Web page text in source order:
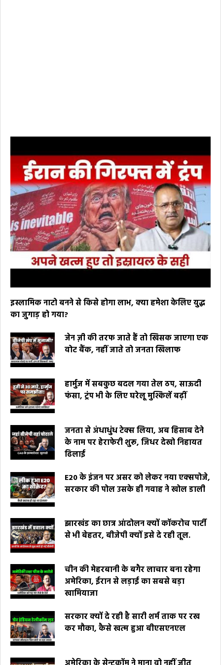
इस्लामिक नाटो बनने से किसे होगा लाभ, क्या हमेशा केलिए युद्ध
का जुगाड़ हो गया?
जेन ज़ी की तरफ जाते हैं तो खिसक जाएगा एक
वोट बैंक, नहीं जाते तो जनता खिलाफ
हार्मुज में सबकुछ बदल गया तेल ठप, साऊदी
फंसा, ट्रंप भी के लिए घरेलू मुश्किलें बढ़ीं
जनता से अंधाधुंध टेक्स लिया, अब हिसाब देने
के नाम पर हेराफेरी शुरू, जिधर देखो निहायत
ढिलाई
E20 के इंजन पर असर को लेकर नया एक्सपोजे,
सरकार की पोल उसके ही गवाह ने खोल डाली
झारखंड का छात्र आंदोलन क्यों कॉकरोच पार्टी
से भी बेहतर, बीजेपी क्यों इसे दे रही तूल.
चीन की मेहरबानी के बगैर लाचार बना रहेगा
अमेरिका, ईरान से लड़ाई का सबसे बड़ा
खामियाजा
सरकार क्यों दे रही है सारी शर्म ताक पर रख
कर मौका, कैसे खत्म हुआ बीएसएनएल